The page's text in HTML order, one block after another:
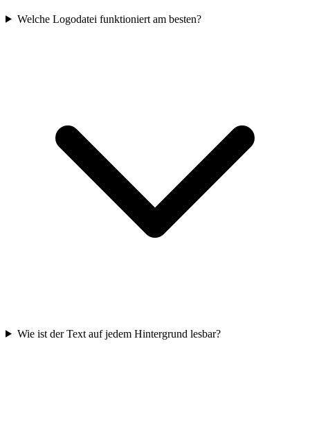
Welche Logodatei funktioniert am besten?
Wie ist der Text auf jedem Hintergrund lesbar?